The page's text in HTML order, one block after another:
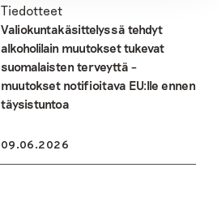
Tiedotteet
Valiokuntakäsittelyssä tehdyt
alkoholilain muutokset tukevat
suomalaisten terveyttä –
muutokset notifioitava EU:lle ennen
täysistuntoa
09.06.2026